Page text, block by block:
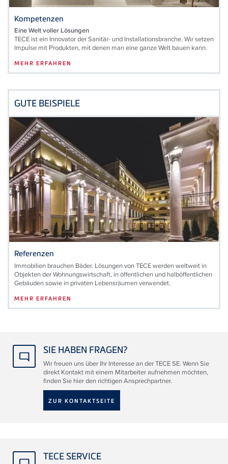
Kompetenzen
Eine Welt voller Lösungen
TECE ist ein Innovator der Sanitär- und Installationsbranche. Wir setzen
Impulse mit Produkten, mit denen man eine ganze Welt bauen kann.
MEHR ERFAHREN
GUTE BEISPIELE
Referenzen
Immobilien brauchen Bäder. Lösungen von TECE werden weltweit in
Objekten der Wohnungswirtschaft, in öffentlichen und halböffentlichen
Gebäuden sowie in privaten Lebensräumen verwendet.
MEHR ERFAHREN
SIE HABEN FRAGEN?
Wir freuen uns über Ihr Interesse an der TECE SE. Wenn Sie
direkt Kontakt mit einem Mitarbeiter aufnehmen möchten,
finden Sie hier den richtigen Ansprechpartner.
ZUR KONTAKTSEITE
TECE SERVICE